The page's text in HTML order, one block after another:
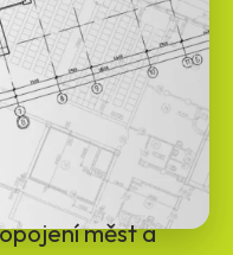
měst a